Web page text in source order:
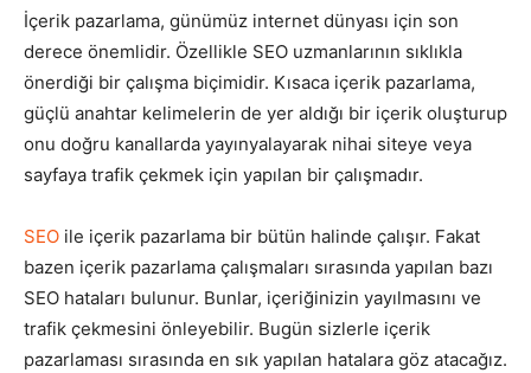
SEO,
ASO,
İçerik pazarlama, günümüz internet dünyası için son
derece önemlidir. Özellikle SEO uzmanlarının sıklıkla
önerdiği bir çalışma biçimidir. Kısaca içerik pazarlama,
güçlü anahtar kelimelerin de yer aldığı bir içerik oluşturup
onu doğru kanallarda yayınyalayarak nihai siteye veya
sayfaya trafik çekmek için yapılan bir çalışmadır.
SEO ile içerik pazarlama bir bütün halinde çalışır. Fakat
bazen içerik pazarlama çalışmaları sırasında yapılan bazı
SEO hataları bulunur. Bunlar, içeriğinizin yayılmasını ve
trafik çekmesini önleyebilir. Bugün sizlerle içerik
pazarlaması sırasında en sık yapılan hatalara göz atacağız.